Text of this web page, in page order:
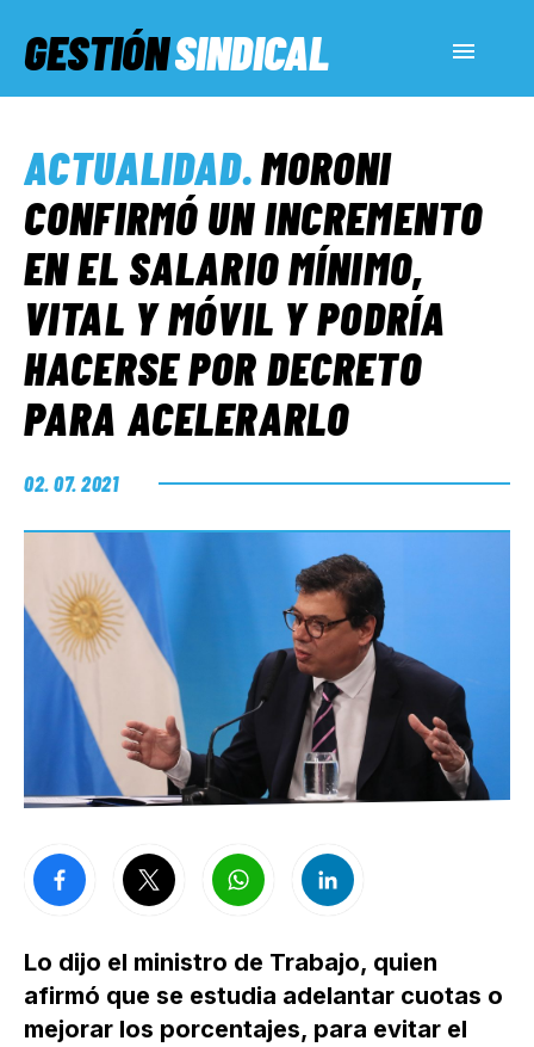
GESTIÓNSINDICAL
SERVICIOS SOCIALES
INFORMES ESPECIALES
FUERA DE MEGÁFONO
ACTUALIDAD.MORONI
CONFIRMÓ UN INCREMENTO
EN EL SALARIO MÍNIMO,
VITAL Y MÓVIL Y PODRÍA
HACERSE POR DECRETO
PARA ACELERARLO
02. 07. 2021
Lo dijo el ministro de Trabajo, quien
afirmó que se estudia adelantar cuotas o
mejorar los porcentajes, para evitar el